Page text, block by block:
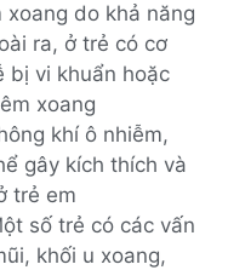
xoang do khả năng
ra, ở trẻ có cơ
bị vi khuẩn hoặc
xoang
khí ô nhiễm,
gây kích thích và
trẻ em
số trẻ có các vấn
khối u xoang,